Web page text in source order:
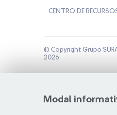
Modal
CENTRO DE
© Copyright Grupo
2026